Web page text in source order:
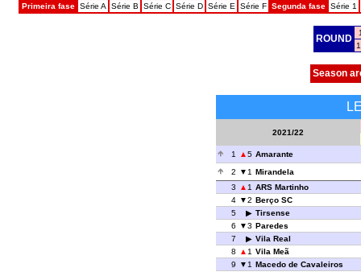
Primeira fase Série A Série B Série C Série D Série E Série F Segunda fase Série 1
ROUND
Season
2021/22
1 5 Amarante
2
1 Mirandela
3
1 ARS Martinho
4
2 Berço SC
5
Tirsense
6
3 Paredes
7
Vila Real
8
1 Vila Meã
9
1 Macedo de Cavaleiros